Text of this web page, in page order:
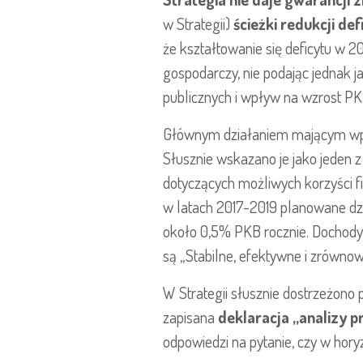
w Strategii)ścieżki redukcji
że kształtowanie się deficytu w
gospodarczy, nie podając jednak
publicznych i wpływ na wzrost
Głównym działaniem mającym
Słusznie wskazano je jako
dotyczących możliwych korzyści
w latach 2017-2019 planowane
około 0,5% PKB rocznie.
są „Stabilne, efektywne i
W Strategii słusznie
zapisana deklaracja „analizy
odpowiedzi na pytanie, czy w